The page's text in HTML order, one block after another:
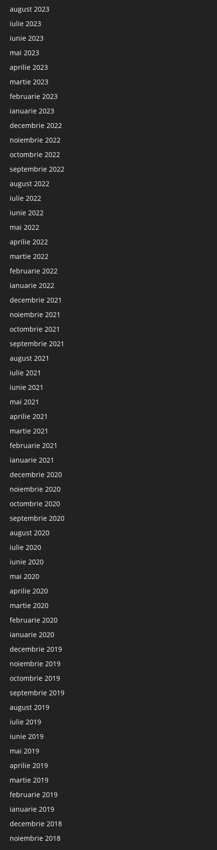
august 2023
iulie 2023
iunie 2023
mai 2023
aprilie 2023
martie 2023
februarie 2023
ianuarie 2023
decembrie 2022
noiembrie 2022
octombrie 2022
septembrie 2022
august 2022
iulie 2022
iunie 2022
mai 2022
aprilie 2022
martie 2022
februarie 2022
ianuarie 2022
decembrie 2021
noiembrie 2021
octombrie 2021
septembrie 2021
august 2021
iulie 2021
iunie 2021
mai 2021
aprilie 2021
martie 2021
februarie 2021
ianuarie 2021
decembrie 2020
noiembrie 2020
octombrie 2020
septembrie 2020
august 2020
iulie 2020
iunie 2020
mai 2020
aprilie 2020
martie 2020
februarie 2020
ianuarie 2020
decembrie 2019
noiembrie 2019
octombrie 2019
septembrie 2019
august 2019
iulie 2019
iunie 2019
mai 2019
aprilie 2019
martie 2019
februarie 2019
ianuarie 2019
decembrie 2018
noiembrie 2018